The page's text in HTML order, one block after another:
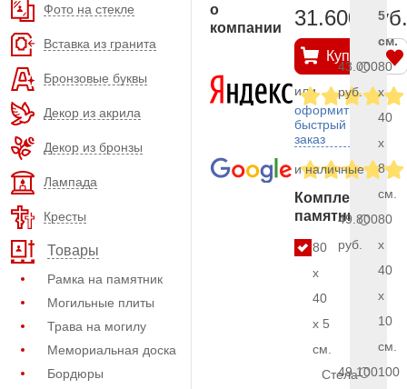
Фото на стекле
Вставка из гранита
Бронзовые буквы
Декор из акрила
Декор из бронзы
Лампада
Кресты
Товары
Рамка на памятник
Могильные плиты
Трава на могилу
Мемориальная доска
Бордюры
о
компании
31.600 руб.
Купить
или
оформить
быстрый
заказ
и наличные
Комплект
памятника
80
x
40
x 5
см.
Стела
5
см.
43.000
руб.
80
x
40
x
8
см.
49.800
руб.
80
x
40
x
10
см.
49.100100